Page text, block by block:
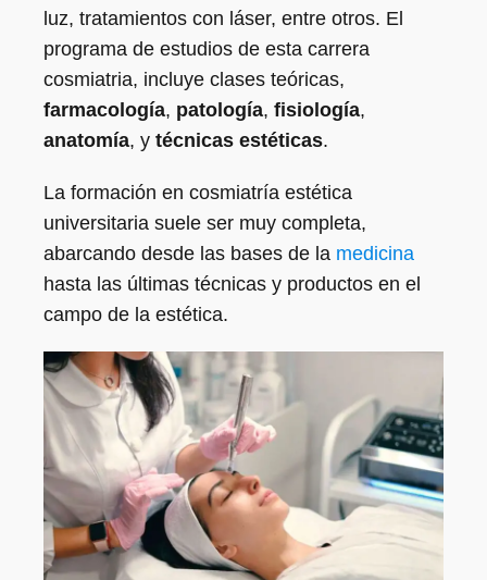
luz, tratamientos con láser, entre otros. El
programa de estudios de esta carrera
cosmiatria, incluye clases teóricas,
farmacología, patología, fisiología,
anatomía, y técnicas estéticas.
La formación en cosmiatría estética
universitaria suele ser muy completa,
abarcando desde las bases de la medicina
hasta las últimas técnicas y productos en el
campo de la estética.